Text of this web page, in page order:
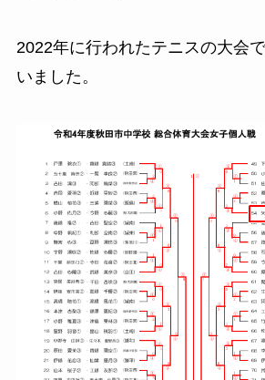
2022年に行われたテニスの大会
いました。